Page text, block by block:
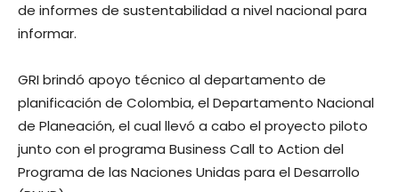
de informes de sustentabilidad a nivel nacional para
informar.
GRI brindó apoyo técnico al departamento de
planificación de Colombia, el Departamento Nacional
de Planeación, el cual llevó a cabo el proyecto piloto
junto con el programa Business Call to Action del
Programa de las Naciones Unidas para el Desarrollo